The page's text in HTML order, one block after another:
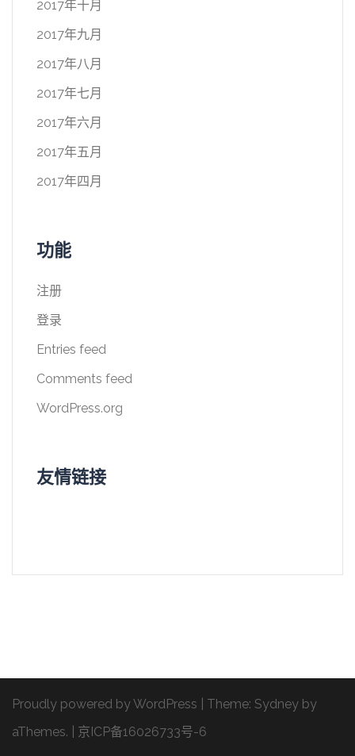
2017年十月
2017年九月
2017年八月
2017年七月
2017年六月
2017年五月
2017年四月
功能
注册
登录
Entries feed
Comments feed
WordPress.org
友情链接
Proudly powered by WordPress Theme: Sydney by
aThemes.
京ICP备16026733号-6